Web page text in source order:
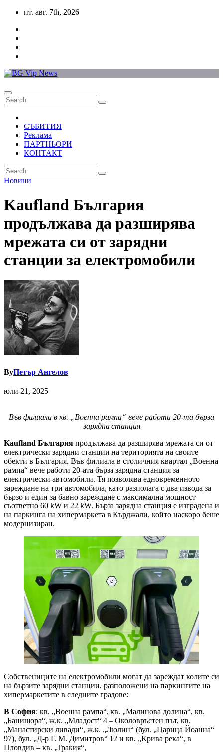
Skip
content
пт. авг. 7th, 2026
СЪБИТИЯ
Реклама
ПАРТНЬОРИ
КОНТАКТ
Новини
Kaufland България
продължава да разширява
мрежата си от зарядни
станции за електромобили
ByПетър Ангелов
юли 21, 2025
Във филиала в кв. „Военна рампа“ вече работи 20-та бърза
зарядна станция
Kaufland България продължава да разширява мрежата си от
електрически зарядни станции на територията на своите
обекти в България. Във филиала в столичния квартал „Военна
рампа“ вече работи 20-ата бърза зарядна станция за
електрически автомобили. Тя позволява едновременното
зареждане на три автомобила, като разполага с два извода за
бързо и един за бавно зареждане с максимална мощност
съответно 60 kW и 22 kW. Бърза зарядна станция е изградена и
на паркинга на хипермаркета в Кърджали, който наскоро беше
модернизиран.
Собствениците на електромобили могат да зареждат колите си
на бързите зарядни станции, разположени на паркингите на
хипермаркетите в следните градове:
В София: кв. „Военна рампа“, кв. „Малинова долина“, кв.
„Банишора“, ж.к. „Младост“ 4 – Околовръстен път, кв.
„Манастирски ливади“, ж.к. „Люлин“ (бул. „Царица Йоанна“
97), бул. „Д-р Г. М. Димитров“ 12 и кв. „Крива река“, в
Пловдив – кв. „Тракия“,